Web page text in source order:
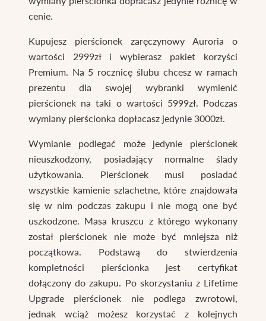
cenie.
Kupujesz pierścionek zaręczynowy Auroria o
wartości 2999zł i wybierasz pakiet korzyści
Premium. Na 5 rocznicę ślubu chcesz w ramach
prezentu dla swojej wybranki wymienić
pierścionek na taki o wartości 5999zł. Podczas
wymiany pierścionka dopłacasz jedynie 3000zł.
Wymianie podlegać może jedynie pierścionek
nieuszkodzony, posiadający normalne ślady
użytkowania. Pierścionek musi posiadać
wszystkie kamienie szlachetne, które znajdowała
się w nim podczas zakupu i nie mogą one być
uszkodzone. Masa kruszcu z którego wykonany
został pierścionek nie może być mniejsza niż
początkowa. Podstawą do stwierdzenia
kompletności pierścionka jest certyfikat
dołączony do zakupu. Po skorzystaniu z Lifetime
Upgrade pierścionek nie podlega zwrotowi,
jednak wciąż możesz korzystać z kolejnych